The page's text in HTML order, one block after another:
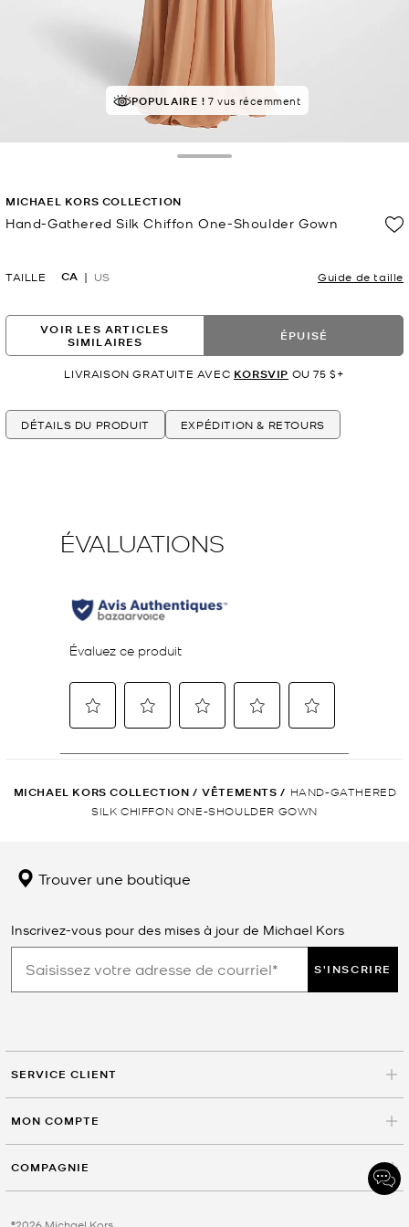
POPULAIRE ! 7 vus récemment
MICHAEL KORS COLLECTION
Hand-Gathered Silk Chiffon One-Shoulder Gown
TAILLE CA US Guide de taille
VOIR LES ARTICLES
SIMILAIRES
ÉPUISÉ
LIVRAISON GRATUITE AVEC KORSVIP OU 75 $+
DÉTAILS DU PRODUIT EXPÉDITION & RETOURS
MICHAEL KORS COLLECTION / VÊTEMENTS / HAND-GATHERED
SILK CHIFFON ONE-SHOULDER GOWN
Trouver une boutique
Inscrivez-vous pour des mises à jour de Michael Kors
S'INSCRIRE
SERVICE CLIENT
MON COMPTE
COMPAGNIE
©2026 Michael Kors